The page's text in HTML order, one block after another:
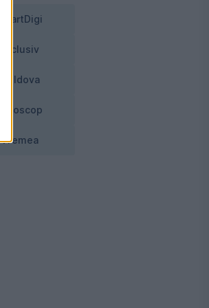
SmartDigi
Exclusiv
Moldova
Horoscop
Vremea